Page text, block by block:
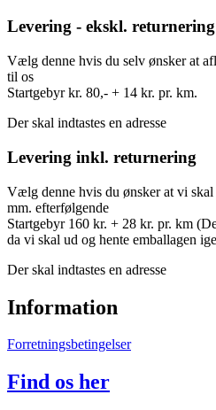
Levering - ekskl. returnering
Vælg denne hvis du selv ønsker at
til os
Startgebyr kr. 80,- + 14 kr. pr. km.
Der skal indtastes en adresse
Levering inkl. returnering
Vælg denne hvis du ønsker at vi skal
mm. efterfølgende
Startgebyr 160 kr. + 28 kr. pr. km
da vi skal ud og hente emballagen
Der skal indtastes en adresse
Information
Forretningsbetingelser
Find os her